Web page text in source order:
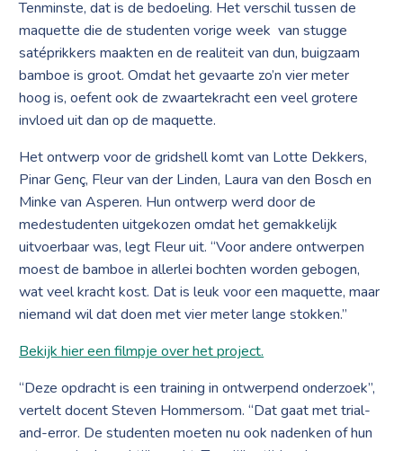
Tenminste, dat is de bedoeling. Het verschil tussen de
maquette die de studenten vorige week van stugge
satéprikkers maakten en de realiteit van dun, buigzaam
bamboe is groot. Omdat het gevaarte zo’n vier meter
hoog is, oefent ook de zwaartekracht een veel grotere
invloed uit dan op de maquette.
Het ontwerp voor de gridshell komt van Lotte Dekkers,
Pinar Genç, Fleur van der Linden, Laura van den Bosch en
Minke van Asperen. Hun ontwerp werd door de
medestudenten uitgekozen omdat het gemakkelijk
uitvoerbaar was, legt Fleur uit. “Voor andere ontwerpen
moest de bamboe in allerlei bochten worden gebogen,
wat veel kracht kost. Dat is leuk voor een maquette, maar
niemand wil dat doen met vier meter lange stokken.”
Bekijk hier een filmpje over het project.
“Deze opdracht is een training in ontwerpend onderzoek”,
vertelt docent Steven Hommersom. “Dat gaat met trial-
and-error. De studenten moeten nu ook nadenken of hun